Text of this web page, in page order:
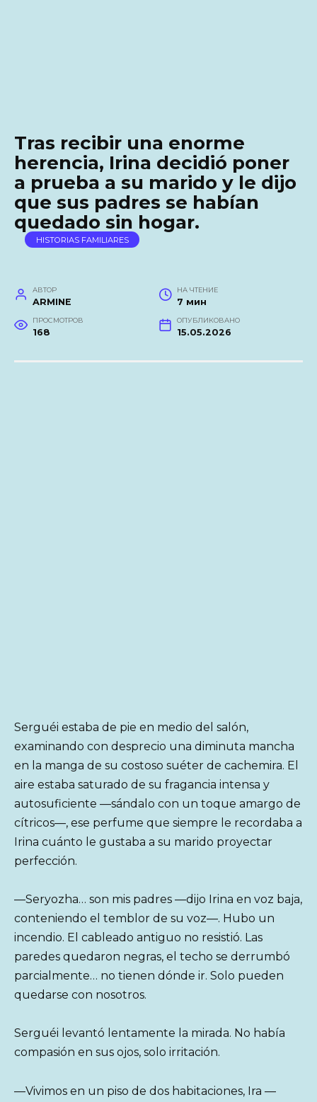
Tras recibir una enorme
herencia, Irina decidió poner
a prueba a su marido y le dijo
que sus padres se habían
quedado sin hogar.
HISTORIAS FAMILIARES
АВТОР
ARMINE
НА ЧТЕНИЕ
7 мин
ПРОСМОТРОВ
168
ОПУБЛИКОВАНО
15.05.2026
Serguéi estaba de pie en medio del salón,
examinando con desprecio una diminuta mancha
en la manga de su costoso suéter de cachemira. El
aire estaba saturado de su fragancia intensa y
autosuficiente —sándalo con un toque amargo de
cítricos—, ese perfume que siempre le recordaba a
Irina cuánto le gustaba a su marido proyectar
perfección.
—Seryozha… son mis padres —dijo Irina en voz baja,
conteniendo el temblor de su voz—. Hubo un
incendio. El cableado antiguo no resistió. Las
paredes quedaron negras, el techo se derrumbó
parcialmente… no tienen dónde ir. Solo pueden
quedarse con nosotros.
Serguéi levantó lentamente la mirada. No había
compasión en sus ojos, solo irritación.
—Vivimos en un piso de dos habitaciones, Ira —